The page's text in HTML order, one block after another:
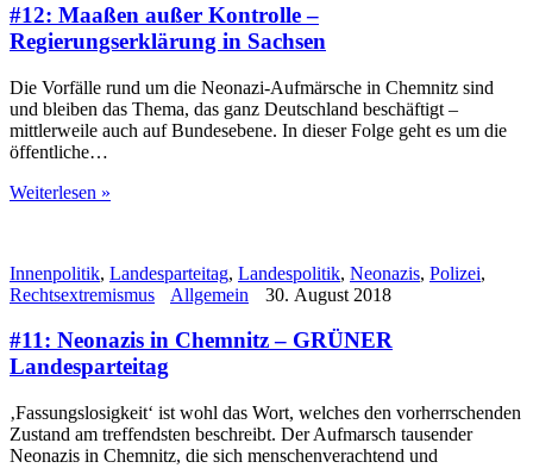
#12: Maaßen außer Kontrolle –
Regierungserklärung in Sachsen
Die Vorfälle rund um die Neonazi-Aufmärsche in Chemnitz sind
und bleiben das Thema, das ganz Deutschland beschäftigt –
mittlerweile auch auf Bundesebene. In dieser Folge geht es um die
öffentliche…
Weiterlesen »
Innenpolitik, Landesparteitag, Landespolitik, Neonazis, Polizei,
Rechtsextremismus
Allgemein 30. August 2018
#11: Neonazis in Chemnitz – GRÜNER
Landesparteitag
‚Fassungslosigkeit‘ ist wohl das Wort, welches den vorherrschenden
Zustand am treffendsten beschreibt. Der Aufmarsch tausender
Neonazis in Chemnitz, die sich menschenverachtend und